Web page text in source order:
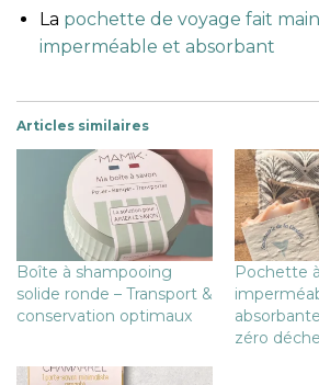
La pochette de voyage fait
imperméable et absorbant
Articles similaires
Boîte à shampooing
solide ronde – Transport &
conservation optimaux
Pochette
zéro